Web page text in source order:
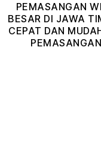
PEMASANGAN
BESAR DI JAWA
CEPAT DAN